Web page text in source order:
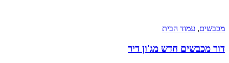
מכבשים, עמוד הבית
דור מכבשים חדש מג'ון דיר